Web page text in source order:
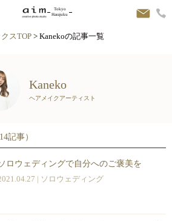
Tokyo
Harajuku
クスTOP > Kanekoの記事一覧
Kaneko
ヘアメイクアーティスト
記事）
ロウェディングで自分へのご褒美を
| ソロウェディング